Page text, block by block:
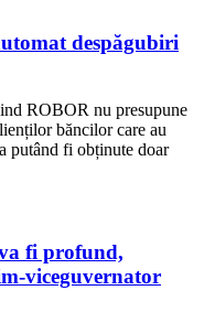
despăgubiri
ROBOR nu presupune
băncilor care au
putând fi obținute doar
fi profund,
viceguvernator